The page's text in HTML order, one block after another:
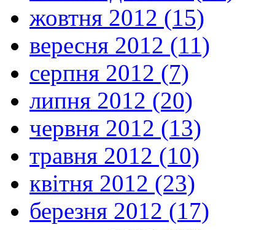
жовтня 2012 (15)
вересня 2012 (11)
серпня 2012 (7)
липня 2012 (20)
червня 2012 (13)
травня 2012 (10)
квітня 2012 (23)
березня 2012 (17)